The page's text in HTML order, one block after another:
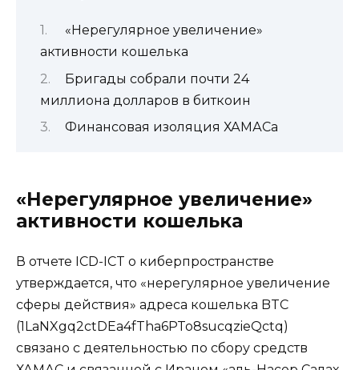
«Нерегулярное увеличение»
активности кошелька
Бригады собрали почти 24
миллиона долларов в биткоин
Финансовая изоляция ХАМАСа
«Нерегулярное увеличение»
активности кошелька
В отчете ICD-ICT о киберпространстве
утверждается, что «нерегулярное увеличение
сферы действия» адреса кошелька BTC
(1LaNXgq2ctDEa4fTha6PTo8sucqzieQctq)
связано с деятельностью по сбору средств